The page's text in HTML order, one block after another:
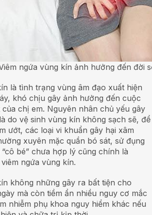
ngứa vùng kín ảnh hưởng đến đời
là tình trạng vùng âm đạo xuất hiện
khó chịu gây ảnh hưởng đến cuộc
chị em. Nguyên nhân chủ yếu gây
do vệ sinh vùng kín không sạch sẽ, để
ướt, các loại vi khuẩn gây hại xâm
xuyên mặc quần bó sát, sử đụng
bé” chưa hợp lý cũng chính là
ngứa vùng kín.
không những gây ra bất tiện cho
mà còn tiềm ẩn nhiều nguy cơ mắc
nhiễm phụ khoa nguy hiểm khác nếu